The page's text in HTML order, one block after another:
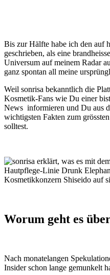
Bis zur Hälfte habe ich den auf
geschrieben, als eine
Universum auf meinem Radar
ganz spontan all meine
Weil sonrisa bekanntlich die
Kosmetik-Fans wie Du einer
News informieren und Du aus
wichtigsten Fakten zum
solltest.
Worum geht es
Nach monatelangen
Insider schon lange gemunkelt